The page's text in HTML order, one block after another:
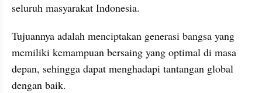
seluruh masyarakat Indonesia.
Tujuannya adalah menciptakan generasi bangsa yang
memiliki kemampuan bersaing yang optimal di masa
depan, sehingga dapat menghadapi tantangan global
dengan baik.